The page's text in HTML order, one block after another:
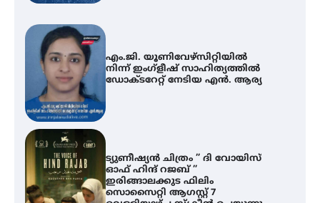
എം.ജി. യൂണിവേഴ്‌സിറ്റിയിൽ
നിന്ന് ഇംഗ്ളീഷ് സാഹിത്യത്തിൽ
ഡോക്ടറേറ്റ് നേടിയ എൻ. ആര്യ
ട്യുണീഷ്യൻ ചിത്രം ” ദി വോയിസ്
ഓഫ് ഹിന്ദ് റജബ് ”
ഇരിങ്ങാലക്കുട ഫിലിം
സൊസൈറ്റി ആഗസ്റ്റ് 7